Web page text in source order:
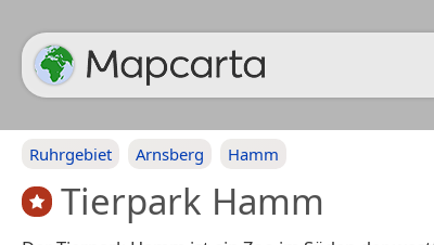
Ruhrgebiet Arnsberg Hamm
Tierpark Hamm